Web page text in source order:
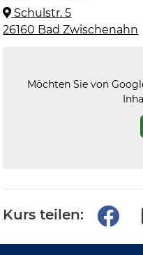
Schulstr. 5
26160 Bad Zwischenahn
Möchten Sie von
Kurs teilen: